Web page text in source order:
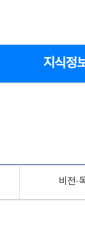
지식정
비전·